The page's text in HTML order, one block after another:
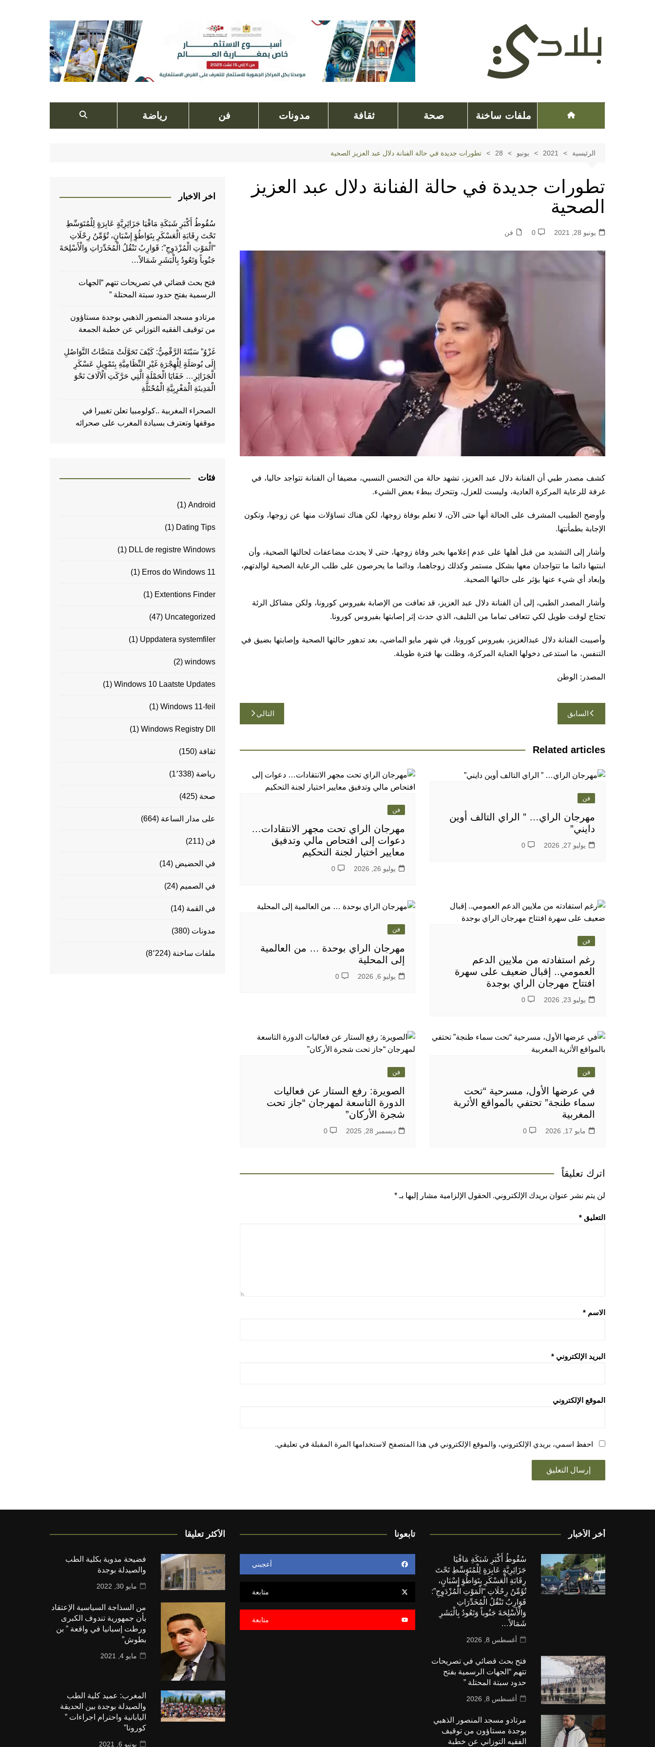
ملفات ساخنة صحة ثقافة مدونات فن رياضة
الرئيسية 2021 يونيو 28 تطورات جديدة في حالة الفنانة دلال عبد العزيز الصحية
تطورات جديدة في حالة الفنانة دلال عبد العزيز
الصحية
يونيو 28, 2021 0 فن
كشف مصدر طبي أن الفنانة دلال عبد العزيز، تشهد حالة من التحسن النسبي، مضيفا أن الفنانة تتواجد حاليا، في
غرفة للرعاية المركزة العادية، وليست للعزل، وتتحرك ببطء بعض الشيء.
وأوضح الطبيب المشرف على الحالة أنها حتى الآن، لا تعلم بوفاة زوجها، لكن هناك تساؤلات منها عن زوجها، وتكون
الإجابة بطمأنتها.
وأشار إلى التشديد من قبل أهلها على عدم إعلامها بخبر وفاة زوجها، حتى لا يحدث مضاعفات لحالتها الصحية، وأن
ابنتيها دائما ما تتواجدان معها بشكل مستمر وكذلك زوجاهما، ودائما ما يحرصون على طلب الرعاية الصحية لوالدتهم،
وإبعاد أي شيء عنها يؤثر على حالتها الصحية.
وأشار المصدر الطبى، إلى أن الفنانة دلال عبد العزيز، قد تعافت من الإصابة بفيروس كورونا، ولكن مشاكل الرئة
تحتاج لوقت طويل لكي تتعافى تماما من التليف، الذي حدث إثر إصابتها بفيروس كورونا.
وأصيبت الفنانة دلال عبدالعزيز، بفيروس كورونا، في شهر مايو الماضي، بعد تدهور حالتها الصحية وإصابتها بضيق في
التنفس، ما استدعى دخولها العناية المركزة، وظلت بها فترة طويلة.
المصدر: الوطن
تصفّح
المقالات
السابق التالي
Related articles
فن
مهرجان الراي… ” الراي التالف أوين
دايني”
يوليو 27, 2026 0
فن
مهرجان الراي تحت مجهر الانتقادات…
دعوات إلى افتحاص مالي وتدفيق
معايير اختيار لجنة التحكيم
يوليو 26, 2026 0
فن
رغم استفادته من ملايين الدعم
العمومي.. إقبال ضعيف على سهرة
افتتاح مهرجان الراي بوجدة
يوليو 23, 2026 0
فن
مهرجان الراي بوحدة … من العالمية
إلى المحلية
يوليو 6, 2026 0
فن
في عرضها الأول، مسرحية “تحت
سماء طنجة” تحتفي بالمواقع الأثرية
المغربية
مايو 17, 2026 0
فن
الصويرة: رفع الستار عن فعاليات
الدورة التاسعة لمهرجان “جاز تحت
شجرة الأركان”
ديسمبر 28, 2025 0
اترك تعليقاً
لن يتم نشر عنوان بريدك الإلكتروني. الحقول الإلزامية مشار إليها بـ *
التعليق *
الاسم *
البريد الإلكتروني *
الموقع الإلكتروني
احفظ اسمي، بريدي الإلكتروني، والموقع الإلكتروني في هذا المتصفح لاستخدامها المرة المقبلة في تعليقي.
اخر الاخبار
سُقُوطُ أَكْبَرِ شَبَكَةِ مَافْيَا جَزَائِرِيَّةٍ عَابِرَةٍ لِلْمُتَوَسِّطِ
تَحْتَ رِقَابَةِ الْعَسْكَرِ بِتَوَاطُؤِ إِسْبَانٍ، تُؤَمِّنُ رِحْلَاتِ
“الْمَوْتِ الْمُزْدَوِجِ”: قَوَارِبُ تَنْقُلُ الْمُخَدِّرَاتِ وَالْأَسْلِحَةَ
جَنُوباً وَتَعُودُ بِالْبَشَرِ شَمَالاً…
فتح بحث قضائي في تصريحات تتهم “الجهات
الرسمية بفتح حدود سبتة المحتلة ”
مرتادو مسجد المنصور الذهبي بوجدة مستاؤون
من توقيف الفقيه التوزاني عن خطبة الجمعة
غَزْوُ” سَبْتَةَ الرَّقْمِيُّ: كَيْفَ تَحَوَّلَتْ مَنَصَّاتُ التَّوَاصُلِ
إِلَى بُوصَلَةٍ لِلْهِجْرَةِ غَيْرِ النِّظَامِيَّةِ بِتَمْوِيلِ عَسْكَرِ
الْجَزَائِرِ… خَفَايَا الْحَمْلَةِ الَّتِي حَرَّكَتِ الْآلَافَ نَحْوَ
الْمَدِينَةِ الْمَغْرِبِيَّةِ الْمُحْتَلَّةِ
الصحراء المغربية ..كولومبيا تعلن تغييرا في
موقفها وتعترف بسيادة المغرب على صحرائه
فئات
Android
(1)
Dating Tips
(1)
DLL de registre Windows
(1)
Erros do Windows 11
(1)
Extentions Finder
(1)
Uncategorized
(47)
Uppdatera systemfiler
(1)
windows
(2)
Windows 10 Laatste Updates
(1)
Windows 11-feil
(1)
Windows Registry Dll
(1)
ثقافة (150)
رياضة (1٬338)
صحة (425)
على مدار الساعة (664)
فن (211)
في الحضيض (14)
في الصميم (24)
في القمة (14)
مدونات (380)
ملفات ساخنة (8٬224)
أخر الأخبار
سُقُوطُ أَكْبَرِ شَبَكَةِ مَافْيَا
جَزَائِرِيَّةٍ عَابِرَةٍ لِلْمُتَوَسِّطِ تَحْتَ
رِقَابَةِ الْعَسْكَرِ بِتَوَاطُؤِ إِسْبَانٍ،
تُؤَمِّنُ رِحْلَاتِ “الْمَوْتِ الْمُزْدَوِجِ”:
قَوَارِبُ تَنْقُلُ الْمُخَدِّرَاتِ
وَالْأَسْلِحَةَ جَنُوباً وَتَعُودُ بِالْبَشَرِ
شَمَالاً…
أغسطس 8, 2026
فتح بحث قضائي في تصريحات
تتهم “الجهات الرسمية بفتح
حدود سبتة المحتلة ”
أغسطس 8, 2026
مرتادو مسجد المنصور الذهبي
بوجدة مستاؤون من توقيف
الفقيه التوزاني عن خطبة
تابعونا
أعجبني
متابعة
متابعة
الأكثر تعليقا
فضيحة مدوية بكلية الطب
والصيدلة بوجدة
مايو 30, 2022
من السذاجة السياسية الإعتقاد
بأن جمهورية تندوف الكبرى
ورطت إسبانيا في واقعة ” بن
بطوش”
مايو 4, 2021
المغرب: عميد كلية الطب
والصيدلة بوجدة بين الحديقة
اليابانية واحترام اجراءات ”
كورونا”
يونيو 6, 2021